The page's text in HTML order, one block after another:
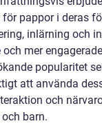
för pappor i deras
inlärning och
och mer
popularitet
att använda
och
barn.